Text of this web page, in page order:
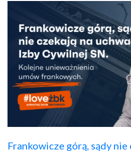
Frankowicze górą, sądy nie